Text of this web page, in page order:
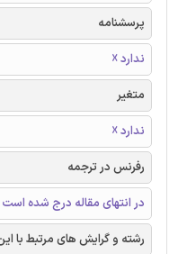
پرسشنامه
ندارد ☓
متغیر
ندارد ☓
رفرنس در ترجمه
در انتهای مقاله درج شده است
رشته و گرایش های مرتبط با